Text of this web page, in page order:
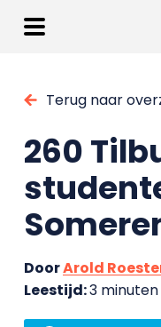
Terug naar
260
DoorArold
Leestijd:3 minuten